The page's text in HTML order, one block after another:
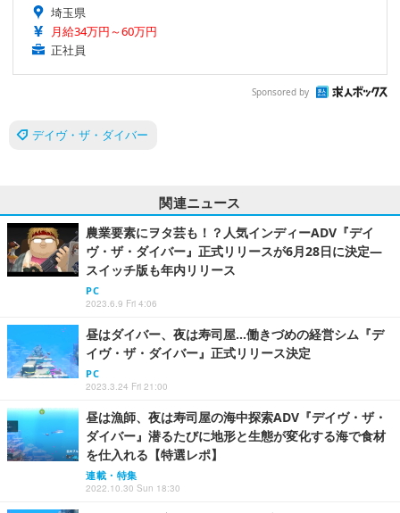
埼玉県
月給34万円～60万円
正社員
Sponsored by
デイヴ・ザ・ダイバー
関連ニュース
農業要素にヲタ芸も！？人気インディーADV『デイ
ヴ・ザ・ダイバー』正式リリースが6月28日に決定―
スイッチ版も年内リリース
PC
2023.6.9 Fri 4:06
昼はダイバー、夜は寿司屋…働きづめの経営シム『デ
イヴ・ザ・ダイバー』正式リリース決定
PC
2023.3.24 Fri 21:00
昼は漁師、夜は寿司屋の海中探索ADV『デイヴ・ザ・
ダイバー』潜るたびに地形と生態が変化する海で食材
を仕入れる【特選レポ】
連載・特集
2022.10.30 Sun 18:30